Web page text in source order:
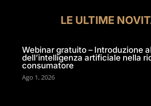
LE ULTIME
Webinar gratuito – Introduzione
dell’intelligenza artificiale nella
consumatore
Ago 1, 2026